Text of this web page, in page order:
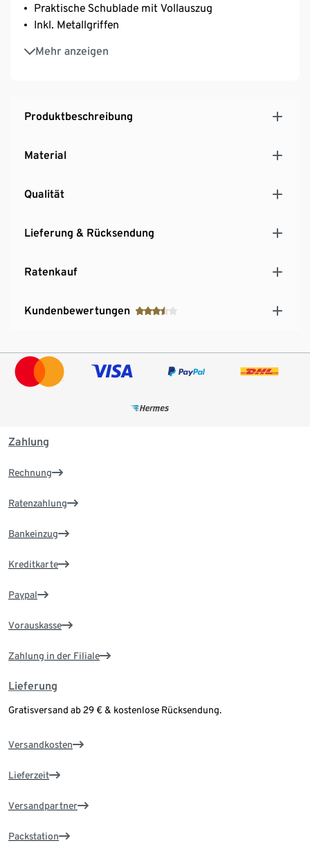
Praktische Schublade mit Vollauszug
Inkl. Metallgriffen
Mehr anzeigen
Kunststofffüße höhenverstellbar für einen festen
Stand auf unebenen Flächen
andere Räume
Produktbeschreibung
Material
Qualität
Lieferung & Rücksendung
Ratenkauf
Kundenbewertungen
Zahlung
Rechnung
Ratenzahlung
Bankeinzug
Kreditkarte
Paypal
Vorauskasse
Zahlung in der Filiale
Lieferung
Gratisversand ab 29 € & kostenlose Rücksendung.
Versandkosten
Lieferzeit
Versandpartner
Packstation